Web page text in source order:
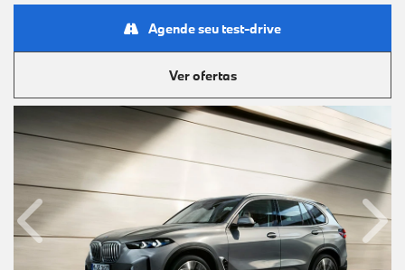
Agende seu test-drive
Ver ofertas
Anterior